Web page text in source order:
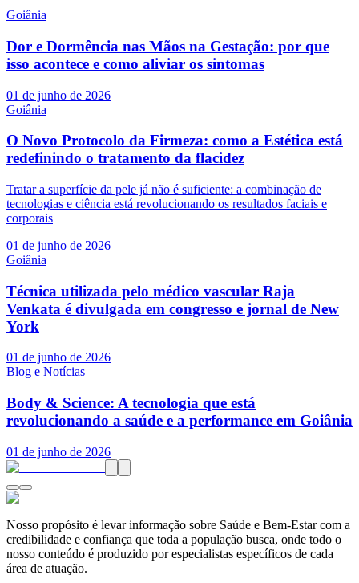
Goiânia
Dor e Dormência nas Mãos na Gestação: por que
isso acontece e como aliviar os sintomas
01 de junho de 2026
Goiânia
O Novo Protocolo da Firmeza: como a Estética está
redefinindo o tratamento da flacidez
Tratar a superfície da pele já não é suficiente: a combinação de
tecnologias e ciência está revolucionando os resultados faciais e
corporais
01 de junho de 2026
Goiânia
Técnica utilizada pelo médico vascular Raja
Venkata é divulgada em congresso e jornal de New
York
01 de junho de 2026
Blog e Notícias
Body & Science: A tecnologia que está
revolucionando a saúde e a performance em Goiânia
01 de junho de 2026
Nosso propósito é levar informação sobre Saúde e Bem-Estar com a
credibilidade e confiança que toda a população busca, onde todo o
nosso conteúdo é produzido por especialistas específicos de cada
área de atuação.